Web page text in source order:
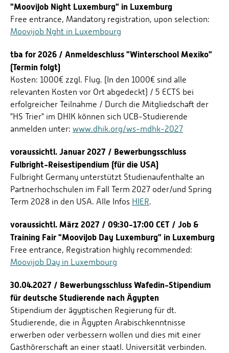
"Moovijob Night Luxemburg" in Luxemburg
Free entrance, Mandatory registration, upon selection:
Moovijob Nght in Luxembourg
tba for 2026 / Anmeldeschluss "Winterschool Mexiko"
(Termin folgt)
Kosten: 1000€ zzgl. Flug. (In den 1000€ sind alle
relevanten Kosten vor Ort abgedeckt) / 5 ECTS bei
erfolgreicher Teilnahme / Durch die Mitgliedschaft der
"HS Trier" im DHIK können sich UCB-Studierende
anmelden unter: www.dhik.org/ws-mdhk-2027
voraussichtl. Januar 2027 / Bewerbungsschluss
Fulbright-Reisestipendium (für die USA)
Fulbright Germany unterstützt Studienaufenthalte an
Partnerhochschulen im Fall Term 2027 oder/und Spring
Term 2028 in den USA. Alle Infos HIER.
voraussichtl. März 2027 / 09:30-17:00 CET / Job &
Training Fair "Moovijob Day Luxemburg" in Luxemburg
Free entrance, Registration highly recommended:
Moovijob Day in Luxembourg
30.04.2027 / Bewerbungsschluss Wafedin-Stipendium
für deutsche Studierende nach Ägypten
Stipendium der ägyptischen Regierung für dt.
Studierende, die in Ägypten Arabischkenntnisse
erwerben oder verbessern wollen und dies mit einer
Gasthörerschaft an einer staatl. Universität verbinden.